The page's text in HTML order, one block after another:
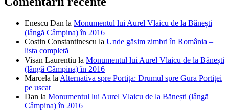
Enescu DanlaMonumentul lui Aurel Vlaicu de la Bănești
(lângă Câmpina) în 2016
Costin Constantinescu
lista completă
Visan Laurentiula Monumentul lui Aurel Vlaicu de la Bănești
(lângă Câmpina) în 2016
Marcela
pe uscat
DanlaMonumentul lui Aurel Vlaicu de la Bănești (lângă